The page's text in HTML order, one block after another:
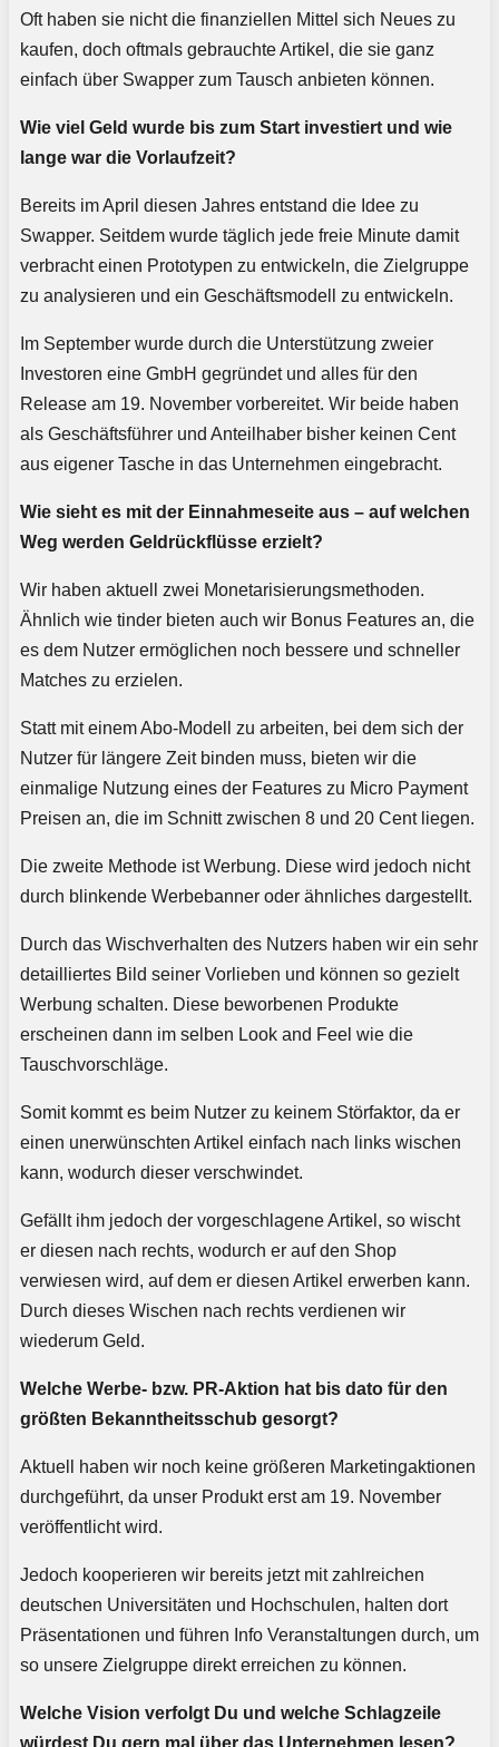
Oft haben sie nicht die finanziellen Mittel sich Neues zu
kaufen, doch oftmals gebrauchte Artikel, die sie ganz
einfach über Swapper zum Tausch anbieten können.
Wie viel Geld wurde bis zum Start investiert und wie
lange war die Vorlaufzeit?
Bereits im April diesen Jahres entstand die Idee zu
Swapper. Seitdem wurde täglich jede freie Minute damit
verbracht einen Prototypen zu entwickeln, die Zielgruppe
zu analysieren und ein Geschäftsmodell zu entwickeln.
Im September wurde durch die Unterstützung zweier
Investoren eine GmbH gegründet und alles für den
Release am 19. November vorbereitet. Wir beide haben
als Geschäftsführer und Anteilhaber bisher keinen Cent
aus eigener Tasche in das Unternehmen eingebracht.
Wie sieht es mit der Einnahmeseite aus – auf welchen
Weg werden Geldrückflüsse erzielt?
Wir haben aktuell zwei Monetarisierungsmethoden.
Ähnlich wie tinder bieten auch wir Bonus Features an, die
es dem Nutzer ermöglichen noch bessere und schneller
Matches zu erzielen.
Statt mit einem Abo-Modell zu arbeiten, bei dem sich der
Nutzer für längere Zeit binden muss, bieten wir die
einmalige Nutzung eines der Features zu Micro Payment
Preisen an, die im Schnitt zwischen 8 und 20 Cent liegen.
Die zweite Methode ist Werbung. Diese wird jedoch nicht
durch blinkende Werbebanner oder ähnliches dargestellt.
Durch das Wischverhalten des Nutzers haben wir ein sehr
detailliertes Bild seiner Vorlieben und können so gezielt
Werbung schalten. Diese beworbenen Produkte
erscheinen dann im selben Look and Feel wie die
Tauschvorschläge.
Somit kommt es beim Nutzer zu keinem Störfaktor, da er
einen unerwünschten Artikel einfach nach links wischen
kann, wodurch dieser verschwindet.
Gefällt ihm jedoch der vorgeschlagene Artikel, so wischt
er diesen nach rechts, wodurch er auf den Shop
verwiesen wird, auf dem er diesen Artikel erwerben kann.
Durch dieses Wischen nach rechts verdienen wir
wiederum Geld.
Welche Werbe- bzw. PR-Aktion hat bis dato für den
größten Bekanntheitsschub gesorgt?
Aktuell haben wir noch keine größeren Marketingaktionen
durchgeführt, da unser Produkt erst am 19. November
veröffentlicht wird.
Jedoch kooperieren wir bereits jetzt mit zahlreichen
deutschen Universitäten und Hochschulen, halten dort
Präsentationen und führen Info Veranstaltungen durch, um
so unsere Zielgruppe direkt erreichen zu können.
Welche Vision verfolgt Du und welche Schlagzeile